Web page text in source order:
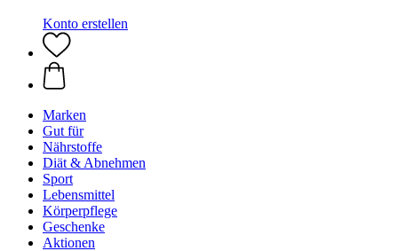
Konto erstellen
Marken
Gut für
Nährstoffe
Diät & Abnehmen
Sport
Lebensmittel
Körperpflege
Geschenke
Aktionen